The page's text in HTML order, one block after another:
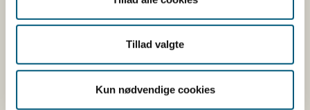
Tillad valgte
Kun nødvendige cookies
mg = milligram;
mcg eller μg eller ug = mikrogram;
cfu = colony forming units.
Kosttilskud, som er registreret i registret, er ikke